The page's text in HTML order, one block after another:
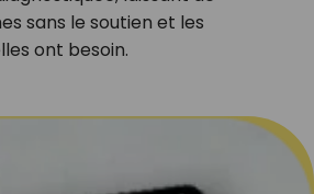
sans le soutien et les
ont besoin.